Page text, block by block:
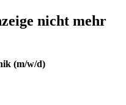
nicht mehr
(m/w/d)